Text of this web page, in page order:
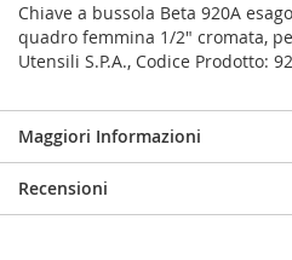
Chiave a bussola Beta 920A
quadro femmina 1/2" cromata,
Utensili S.P.A., Codice Prodotto:
Maggiori Informazioni
Recensioni